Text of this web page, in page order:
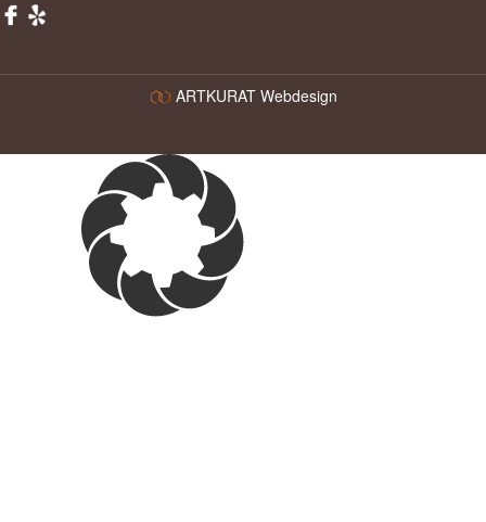
ARTKURAT Webdesign